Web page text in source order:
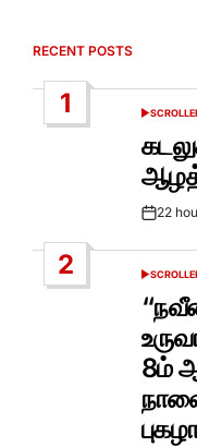
RECENT POSTS
1
POSTED
Post
22
2
POSTED
IN
8ம்